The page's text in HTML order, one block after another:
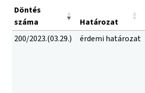
Döntés
száma
Határozat
200/2023.(03.29.)
érdemi határozat